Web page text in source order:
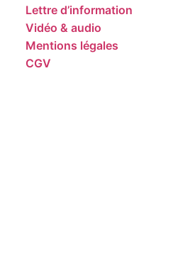
Lettre d’information
Vidéo & audio
Mentions légales
CGV